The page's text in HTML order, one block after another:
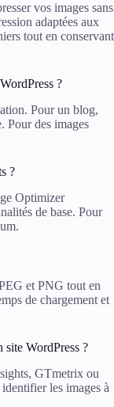
vos images sans
adaptées aux
tout en conservant
?
Pour un blog,
Pour des images
?
Optimizer
de base. Pour
et PNG tout en
de chargement et
site WordPress ?
GTmetrix ou
les images à